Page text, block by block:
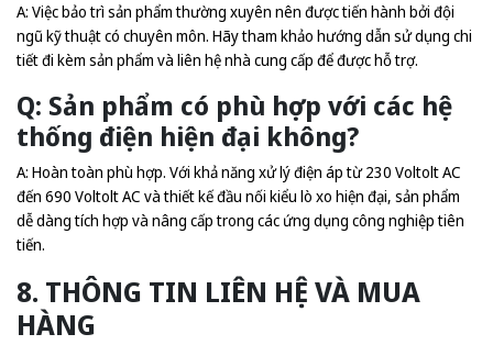
A: Việc bảo trì sản phẩm thường xuyên nên được tiến hành bởi đội
ngũ kỹ thuật có chuyên môn. Hãy tham khảo hướng dẫn sử dụng chi
tiết đi kèm sản phẩm và liên hệ nhà cung cấp để được hỗ trợ.
Q: Sản phẩm có phù hợp với các hệ
thống điện hiện đại không?
A: Hoàn toàn phù hợp. Với khả năng xử lý điện áp từ 230 Voltolt AC
đến 690 Voltolt AC và thiết kế đầu nối kiểu lò xo hiện đại, sản phẩm
dễ dàng tích hợp và nâng cấp trong các ứng dụng công nghiệp tiên
tiến.
8. THÔNG TIN LIÊN HỆ VÀ MUA
HÀNG